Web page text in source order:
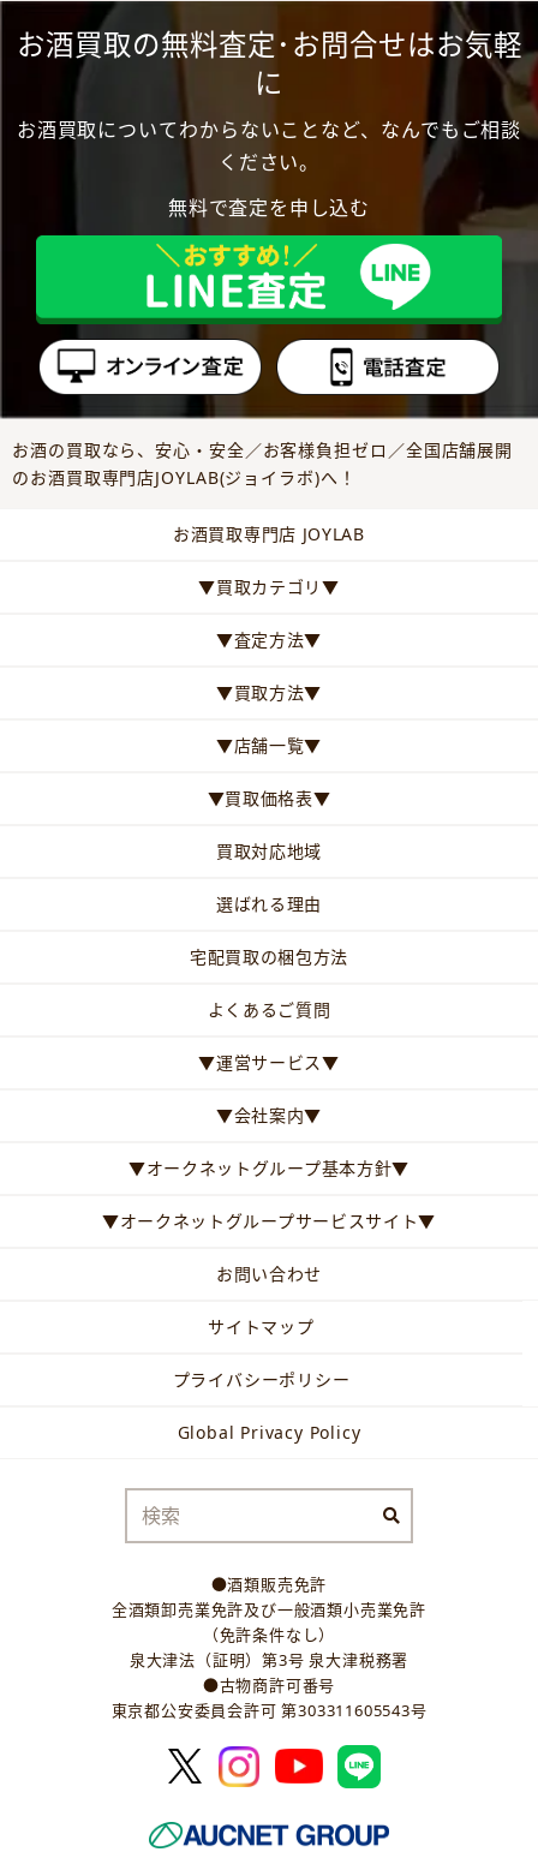
お酒買取の無料査定･お問合せはお気軽
に
お酒買取についてわからないことなど、なんでもご相談
ください。
無料で査定を申し込む
お酒の買取なら、安心・安全／お客様負担ゼロ／全国店舗展開
のお酒買取専門店JOYLAB(ジョイラボ)へ！
お酒買取専門店 JOYLAB
▼買取カテゴリ▼
▼査定方法▼
▼買取方法▼
▼店舗一覧▼
▼買取価格表▼
買取対応地域
選ばれる理由
宅配買取の梱包方法
よくあるご質問
▼運営サービス▼
▼会社案内▼
▼オークネットグループ基本方針▼
▼オークネットグループサービスサイト▼
お問い合わせ
サイトマップ
プライバシーポリシー
Global Privacy Policy
●酒類販売免許
全酒類卸売業免許及び一般酒類小売業免許
（免許条件なし）
泉大津法（証明）第3号 泉大津税務署
●古物商許可番号
東京都公安委員会許可 第303311605543号